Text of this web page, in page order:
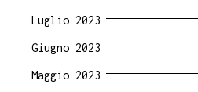
Luglio 2023
Giugno 2023
Maggio 2023